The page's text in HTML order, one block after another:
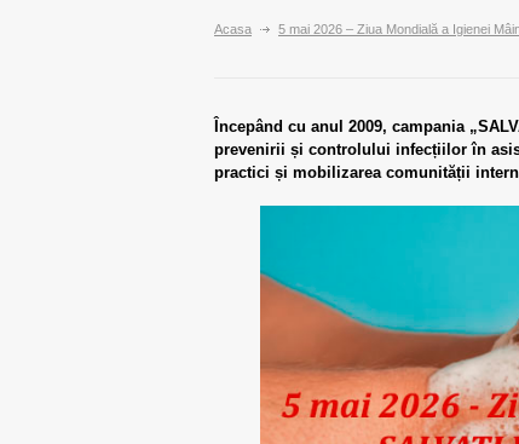
Acasa 5 mai 2026 – Ziua Mondială a Igienei
Începând cu anul 2009, campania
prevenirii și controlului infecțiilor în
practici și mobilizarea comunității